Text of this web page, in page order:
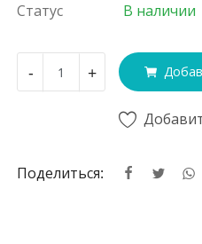
Статус В наличии
- +
Поделиться: